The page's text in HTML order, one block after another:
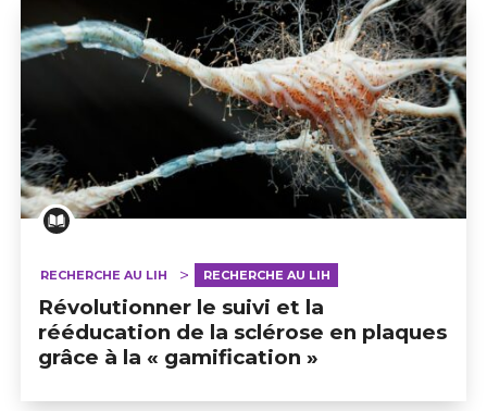
RECHERCHE AU LIH RECHERCHE AU LIH
Révolutionner le suivi et la
rééducation de la sclérose en plaques
grâce à la « gamification »